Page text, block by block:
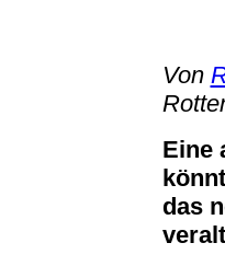
Von
Eine
das